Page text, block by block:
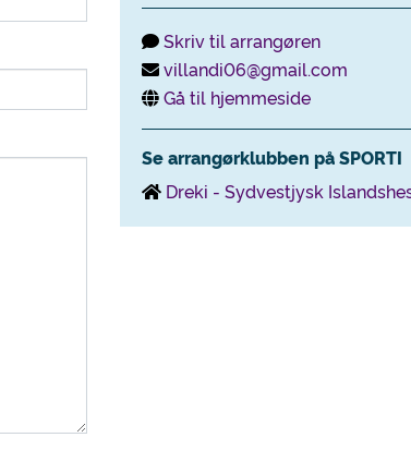
Skriv til arrangøren
villandi06@gmail.com
Gå til hjemmeside
Se arrangørklubben på SPORTI
Dreki - Sydvestjysk